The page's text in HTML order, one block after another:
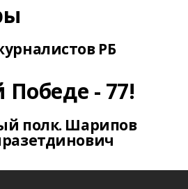
РБ
Победе - 77!
полк. Шарипов